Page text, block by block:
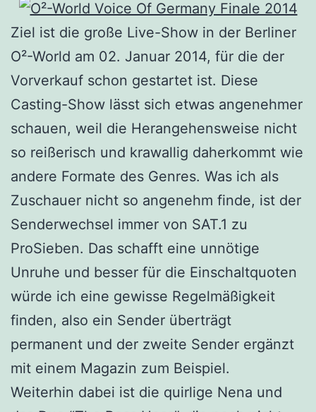
Ziel ist die große Live-Show in der Berliner
O²-World am 02. Januar 2014, für die der
Vorverkauf schon gestartet ist. Diese
Casting-Show lässt sich etwas angenehmer
schauen, weil die Herangehensweise nicht
so reißerisch und krawallig daherkommt wie
andere Formate des Genres. Was ich als
Zuschauer nicht so angenehm finde, ist der
Senderwechsel immer von SAT.1 zu
ProSieben. Das schafft eine unnötige
Unruhe und besser für die Einschaltquoten
würde ich eine gewisse Regelmäßigkeit
finden, also ein Sender überträgt
permanent und der zweite Sender ergänzt
mit einem Magazin zum Beispiel.
Weiterhin dabei ist die quirlige Nena und